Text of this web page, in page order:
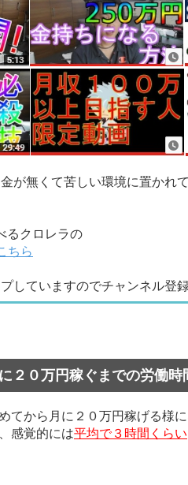
が無くて苦しい環境に置かれて
るクロレラの
ちら
していますのでチャンネル登
２０万円稼ぐまでの労働時
てから月に２０万円稼げる様
感覚的には平均で３時間くらい